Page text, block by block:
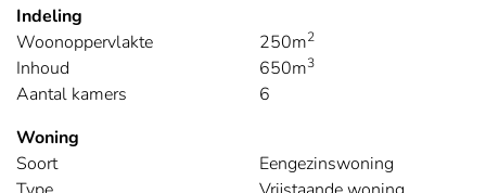
Indeling
Woonoppervlakte
250m2
Inhoud 650m3
Aantal kamers
6
Woning
Soort
Eengezinswoning